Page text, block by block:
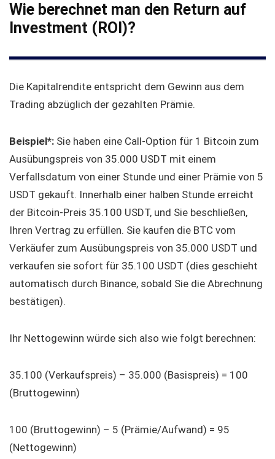
Wie berechnet man den Return auf
Investment (ROI)?
Die Kapitalrendite entspricht dem Gewinn aus dem
Trading abzüglich der gezahlten Prämie.
Beispiel*: Sie haben eine Call-Option für 1 Bitcoin zum
Ausübungspreis von 35.000 USDT mit einem
Verfallsdatum von einer Stunde und einer Prämie von 5
USDT gekauft. Innerhalb einer halben Stunde erreicht
der Bitcoin-Preis 35.100 USDT, und Sie beschließen,
Ihren Vertrag zu erfüllen. Sie kaufen die BTC vom
Verkäufer zum Ausübungspreis von 35.000 USDT und
verkaufen sie sofort für 35.100 USDT (dies geschieht
automatisch durch Binance, sobald Sie die Abrechnung
bestätigen).
Ihr Nettogewinn würde sich also wie folgt berechnen:
35.100 (Verkaufspreis) – 35.000 (Basispreis) = 100
(Bruttogewinn)
100 (Bruttogewinn) – 5 (Prämie/Aufwand) = 95
(Nettogewinn)